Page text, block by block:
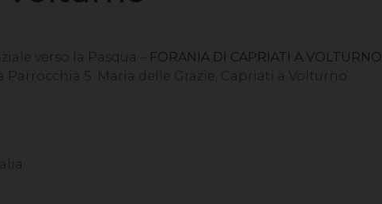
verso la Pasqua – FORANIA DI CAPRIATI A VOLTURNO
Parrocchia S. Maria delle Grazie, Capriati a Volturno